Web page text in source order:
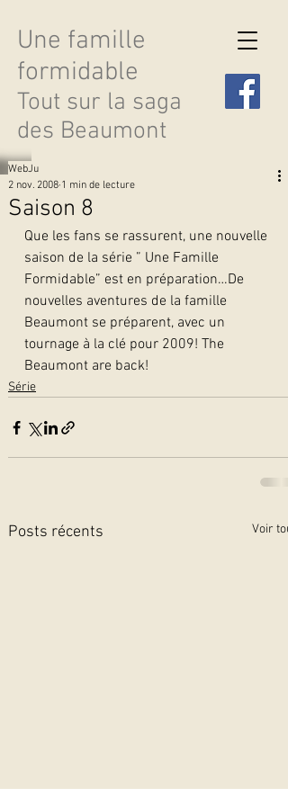
Une famille
formidable
Tout sur la saga
des Beaumont
Découvrir les saisons
Saison 8
WebJu
2 nov. 2008 1 min de lecture
Que les fans se rassurent, une nouvelle
saison de la série ” Une Famille
Formidable” est en préparation…De
nouvelles aventures de la famille
Beaumont se préparent, avec un
tournage à la clé pour 2009! The
Beaumont are back!
Série
Posts récents Voir tout